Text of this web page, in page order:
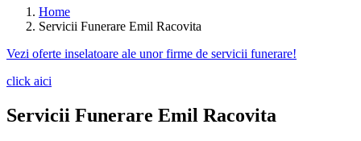
Home
Servicii Funerare Emil Racovita
Vezi oferte inselatoare ale unor firme de servicii funerare!
click aici
Servicii Funerare Emil Racovita